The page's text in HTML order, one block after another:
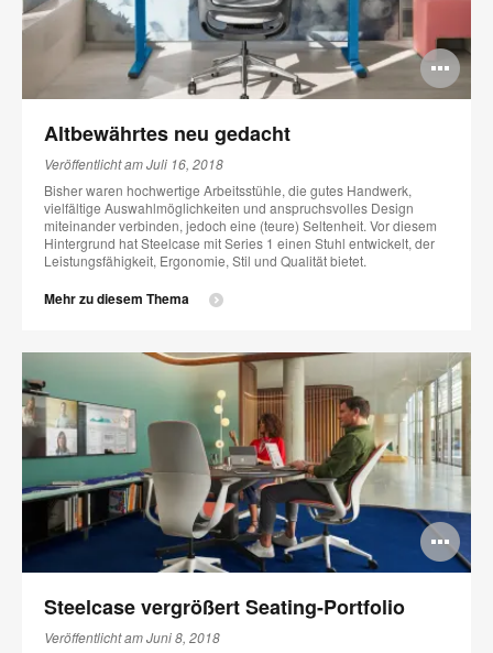
Altbewährtes neu gedacht
Veröffentlicht am Juli 16, 2018
Bisher waren hochwertige Arbeitsstühle, die gutes Handwerk,
vielfältige Auswahlmöglichkeiten und anspruchsvolles Design
miteinander verbinden, jedoch eine (teure) Seltenheit. Vor diesem
Hintergrund hat Steelcase mit Series 1 einen Stuhl entwickelt, der
Leistungsfähigkeit, Ergonomie, Stil und Qualität bietet.
Mehr zu diesem Thema
Steelcase vergrößert Seating-Portfolio
Veröffentlicht am Juni 8, 2018